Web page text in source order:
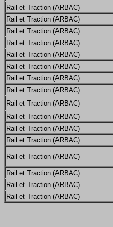
Rail et Traction (ARBAC)
Rail et Traction (ARBAC)
Rail et Traction (ARBAC)
Rail et Traction (ARBAC)
Rail et Traction (ARBAC)
Rail et Traction (ARBAC)
Rail et Traction (ARBAC)
Rail et Traction (ARBAC)
Rail et Traction (ARBAC)
Rail et Traction (ARBAC)
Rail et Traction (ARBAC)
Rail et Traction (ARBAC)
Rail et Traction (ARBAC)
Rail et Traction (ARBAC)
Rail et Traction (ARBAC)
Rail et Traction (ARBAC)